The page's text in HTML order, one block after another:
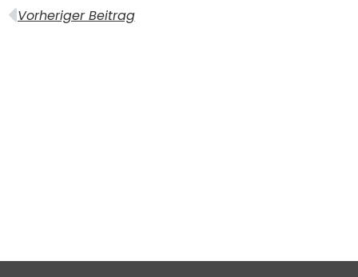
Vorheriger Beitrag